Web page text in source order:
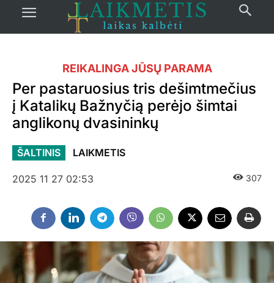
REIKALINGA JŪSŲ PARAMA
Per pastaruosius tris dešimtmečius
į Katalikų Bažnyčią perėjo šimtai
anglikonų dvasininkų
ŠALTINIS LAIKMETIS
2025 11 27 02:53 307